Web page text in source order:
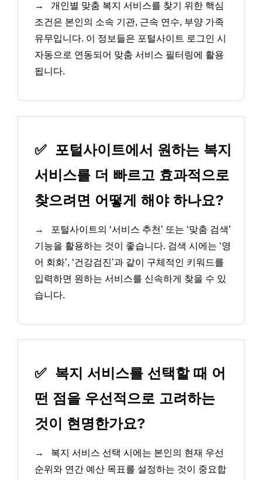
→
개인별 맞춤 복지 서비스를 찾기 위한 핵심
조건은 본인의 소속 기관, 근속 연수, 부양 가족
유무입니다. 이 정보들은 포털사이트 로그인 시
자동으로 연동되어 맞춤 서비스 필터링에 활용
됩니다.
✅ 포털사이트에서 원하는 복지
서비스를 더 빠르고 효과적으로
찾으려면 어떻게 해야 하나요?
→
포털사이트의 ‘서비스 추천’ 또는 ‘맞춤 검색’
기능을 활용하는 것이 좋습니다. 검색 시에는 ‘영
어 회화’, ‘건강검진’과 같이 구체적인 키워드를
입력하면 원하는 서비스를 신속하게 찾을 수 있
습니다.
✅ 복지 서비스를 선택할 때 어
떤 점을 우선적으로 고려하는
것이 현명한가요?
→
복지 서비스 선택 시에는 본인의 현재 우선
순위와 연간 예산 목표를 설정하는 것이 중요합